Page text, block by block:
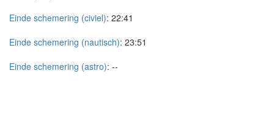
Einde schemering (civiel): 22:41
Einde schemering (nautisch): 23:51
Einde schemering (astro): --